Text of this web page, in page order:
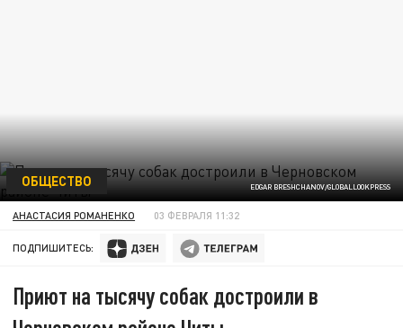
EDGAR BRESHCHANOV/GLOBALLOOKPRESS
ОБЩЕСТВО
АНАСТАСИЯ РОМАНЕНКО 03 ФЕВРАЛЯ 11:32
ПОДПИШИТЕСЬ:
Приют на тысячу собак достроили в